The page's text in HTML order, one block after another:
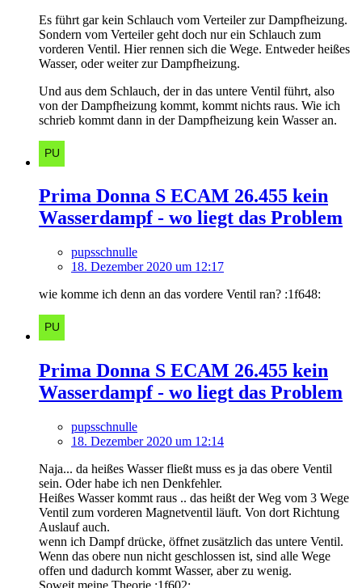
Es führt gar kein Schlauch vom Verteiler zur Dampfheizung.
Sondern vom Verteiler geht doch nur ein Schlauch zum
vorderen Ventil. Hier rennen sich die Wege. Entweder heißes
Wasser, oder weiter zur Dampfheizung.
Und aus dem Schlauch, der in das untere Ventil führt, also
von der Dampfheizung kommt, kommt nichts raus. Wie ich
schrieb kommt dann in der Dampfheizung kein Wasser an.
Prima Donna S ECAM 26.455 kein
Wasserdampf - wo liegt das Problem
pupsschnulle
18. Dezember 2020 um 12:17
wie komme ich denn an das vordere Ventil ran? :1f648:
Prima Donna S ECAM 26.455 kein
Wasserdampf - wo liegt das Problem
pupsschnulle
18. Dezember 2020 um 12:14
Naja... da heißes Wasser fließt muss es ja das obere Ventil
sein. Oder habe ich nen Denkfehler.
Heißes Wasser kommt raus .. das heißt der Weg vom 3 Wege
Ventil zum vorderen Magnetventil läuft. Von dort Richtung
Auslauf auch.
wenn ich Dampf drücke, öffnet zusätzlich das untere Ventil.
Wenn das obere nun nicht geschlossen ist, sind alle Wege
offen und dadurch kommt Wasser, aber zu wenig.